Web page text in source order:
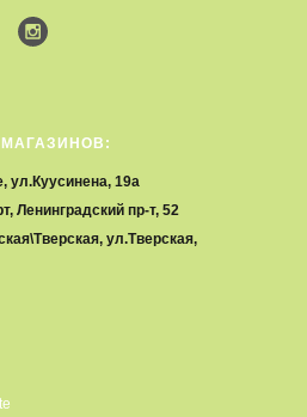
ул.Куусинена, 19а
Ленинградский пр-т, 52
ул.Тверская,